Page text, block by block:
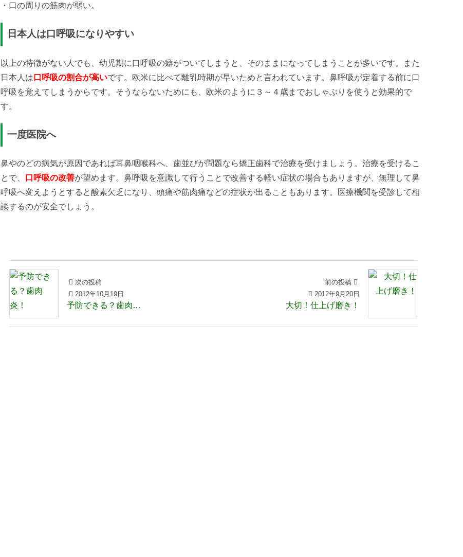
・口の周りの筋肉が弱い。
日本人は口呼吸になりやすい
以上の特徴がない人でも、幼児期に口呼吸の癖がついてしまうと、そのままになってしまうことが多いです。また
日本人は 口呼吸の割合が高いです。欧米に比べて離乳時期が早いためと言われています。鼻呼吸が定着する前に口
呼吸を覚えてしまうからです。そうならないためにも、欧米のように３～４歳までおしゃぶりを使うと効果的で
す。
一度医院へ
鼻やのどの病気が原因であれば耳鼻咽喉科へ、歯並びが問題なら矯正歯科で治療を受けましょう。治療を受けるこ
とで、
口呼吸の改善が望めます。鼻呼吸を意識して行うことで改善する軽い症状の場合もありますが、無理して鼻
呼吸へ変えようとすると酸素欠乏になり、頭痛や筋肉痛などの症状が出ることもあります。医療機関を受診して相
談するのが安全でしょう。
前の投稿
2012年9月20日
大切！仕上げ磨き！
次の投稿
2012年10月19日
予防できる？歯肉炎！